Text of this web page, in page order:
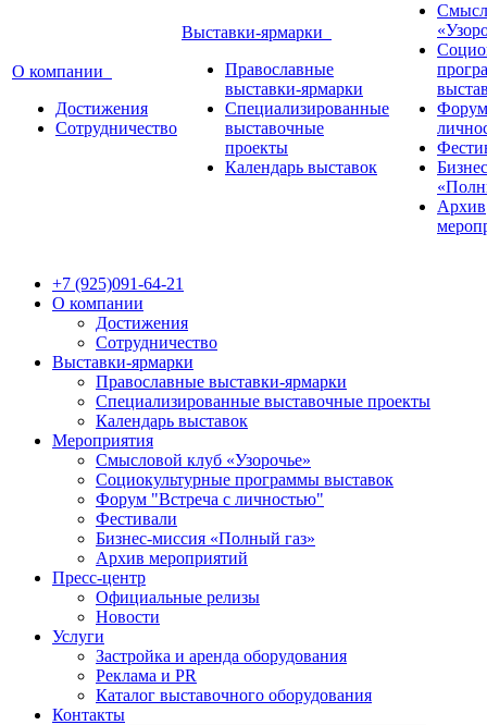
О компании
Достижения
Сотрудничество
Выставки-ярмарки
Православные
выставки-ярмарки
Специализированные
выставочные
проекты
Календарь выставок
Форум
Архив
+7 (925)091-64-21
О компании
Достижения
Сотрудничество
Выставки-ярмарки
Православные выставки-ярмарки
Специализированные выставочные проекты
Календарь выставок
Мероприятия
Смысловой клуб «Узорочье»
Социокультурные программы выставок
Форум "Встреча с личностью"
Фестивали
Бизнес-миссия «Полный газ»
Архив мероприятий
Пресс-центр
Официальные релизы
Новости
Услуги
Застройка и аренда оборудования
Реклама и PR
Каталог выставочного оборудования
Контакты